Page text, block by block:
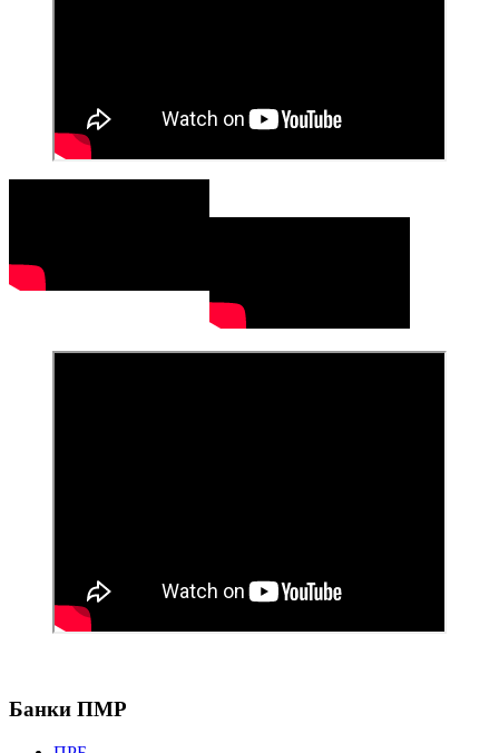
Банки ПМР